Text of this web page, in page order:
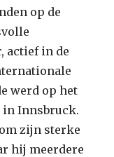
op de
actief in de
werd op het
Innsbruck.
zijn sterke
hij meerdere